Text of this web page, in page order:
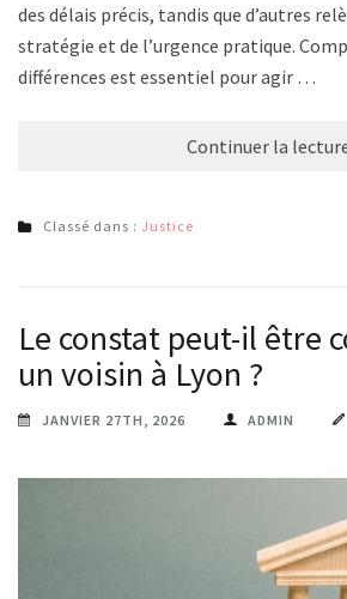
des délais précis, tandis que d’autres
stratégie et de l’urgence pratique.
différences est essentiel pour agir …
Continuer la
Classé dans : Justice
Le constat peut-il être
un voisin à Lyon ?
JANVIER 27TH, 2026 ADMIN